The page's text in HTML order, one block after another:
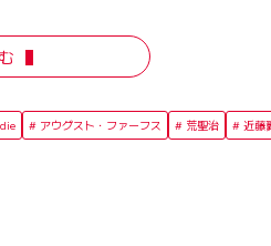
アウグスト・ファーフス 荒聖治 近藤